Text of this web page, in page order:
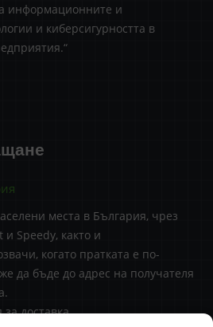
информационните и
и киберсигурността в
места в България, чрез
Speedy, както и
когато пратката е по-
да бъде до адрес на получателя
доставка